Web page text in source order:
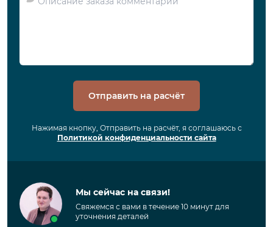
Отправить на расчёт
Нажимая кнопку, Отправить на расчёт, я соглашаюсь с
Политикой конфиденциальности сайта
Мы сейчас на связи!
Свяжемся с вами в течение 10 минут для
уточнения деталей